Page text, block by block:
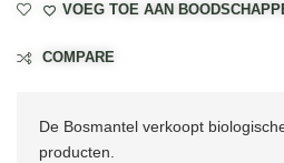
VOEG TOE AAN
COMPARE
De Bosmantel verkoopt
producten.